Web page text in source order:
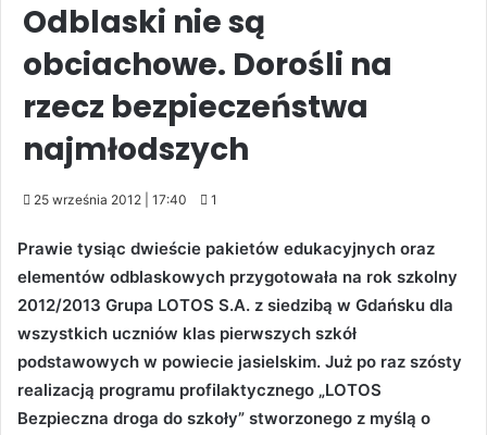
Odblaski nie są
obciachowe. Dorośli na
rzecz bezpieczeństwa
najmłodszych
25 września 2012 | 17:40 1
Prawie tysiąc dwieście pakietów edukacyjnych oraz
elementów odblaskowych przygotowała na rok szkolny
2012/2013 Grupa LOTOS S.A. z siedzibą w Gdańsku dla
wszystkich uczniów klas pierwszych szkół
podstawowych w powiecie jasielskim. Już po raz szósty
realizacją programu profilaktycznego „LOTOS
Bezpieczna droga do szkoły” stworzonego z myślą o